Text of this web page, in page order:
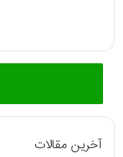
آخرین مقالات